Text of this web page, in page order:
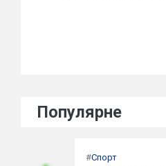
Популярне
#Спорт